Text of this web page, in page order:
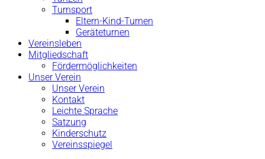
Turnsport
Eltern-Kind-Turnen
Geräteturnen
Vereinsleben
Mitgliedschaft
Fördermöglichkeiten
Unser Verein
Unser Verein
Kontakt
Leichte Sprache
Satzung
Kinderschutz
Vereinsspiegel